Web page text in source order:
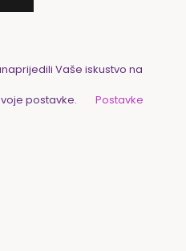
Vaše iskustvo na
postavke.
Postavke